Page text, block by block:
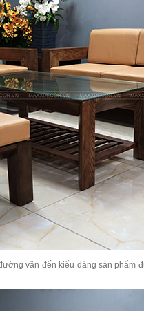
vân đến kiểu dáng sản